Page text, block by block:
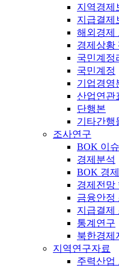
지역경제
지급결제
해외경제
경제상황
국민계정
국민계정
기업경영
산업연관
단행본
기타간행
조사연구
BOK 이
경제분석
BOK 경
경제전망
금융안정
지급결제
통계연구
북한경제
지역연구자료
주력산업